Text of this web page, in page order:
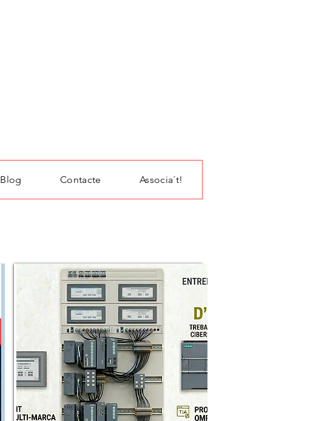
Blog Contacte Associa´t!